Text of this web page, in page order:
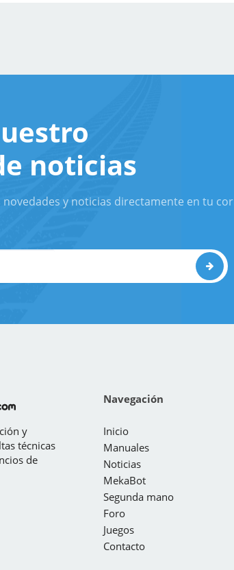
noticias
novedades y noticias directamente en tu
y
técnicas
de
Navegación
Inicio
Manuales
Noticias
MekaBot
Segunda mano
Foro
Juegos
Contacto